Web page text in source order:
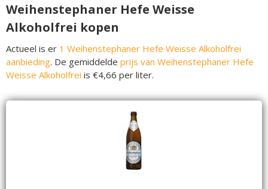
Weihenstephaner Hefe Weisse
Alkoholfrei kopen
Actueel is er 1 Weihenstephaner Hefe Weisse Alkoholfrei
aanbieding. De gemiddelde prijs van Weihenstephaner Hefe
Weisse Alkoholfrei is €4,66 per liter.